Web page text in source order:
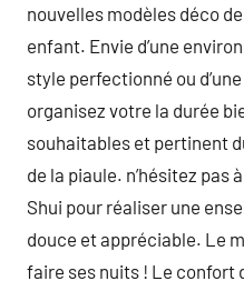
nouvelles modèles déco
enfant. Envie d’une
style perfectionné ou
organisez votre la durée
souhaitables et pertinent
de la piaule. n’hésitez pas
Shui pour réaliser une
douce et appréciable. Le
faire ses nuits ! Le confort